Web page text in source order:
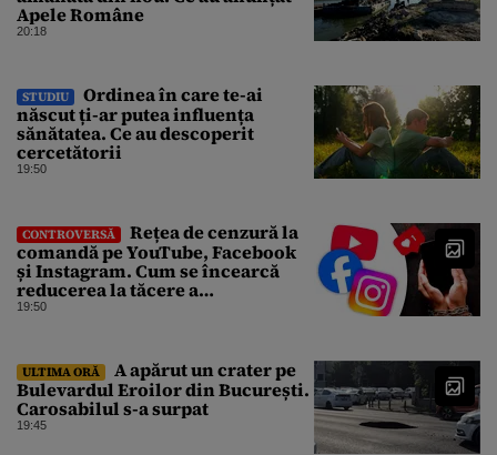
Apele Române
20:18
STUDIU
Ordinea în care te-ai
născut ți-ar putea influența
sănătatea. Ce au descoperit
cercetătorii
19:50
CONTROVERSĂ
Rețea de cenzură la
comandă pe YouTube, Facebook
și Instagram. Cum se încearcă
reducerea la tăcere a
investigațiilor de presă de pe
19:50
ULTIMA ORĂ
A apărut un crater pe
Bulevardul Eroilor din București.
Carosabilul s-a surpat
19:45